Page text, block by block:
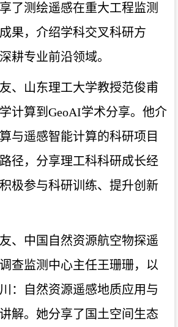
了测绘遥感在重大工程监测
果，介绍学科交叉科研方
耕专业前沿领域。
、山东理工大学教授范俊甫
计算到GeoAI学术分享。他介
与遥感智能计算的科研项目
径，分享理工科科研成长经
极参与科研训练、提升创新
、中国自然资源航空物探遥
查监测中心主任王珊珊，以
：自然资源遥感地质应用与
解。她分享了国土空间生态